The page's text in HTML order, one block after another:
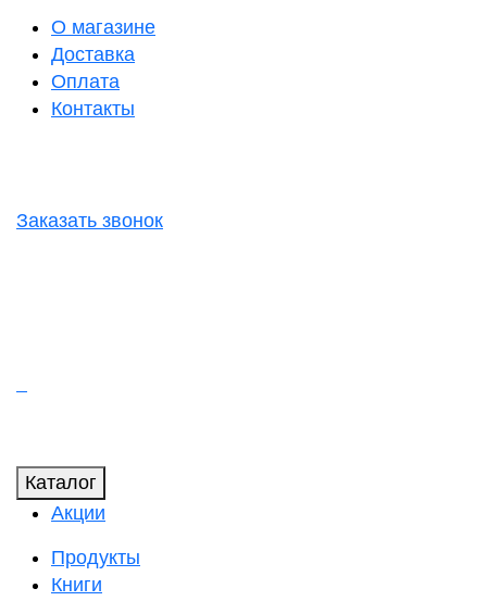
О магазине
Доставка
Оплата
Контакты
Заказать звонок
Каталог
Акции
Продукты
Книги